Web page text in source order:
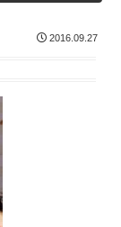
2016.09.27